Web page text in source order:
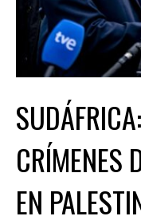
CRÍMENES
EN